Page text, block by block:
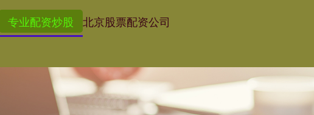
专业配资炒股 北京股票配资公司